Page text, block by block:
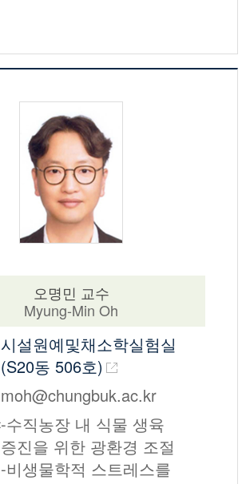
오명민 교수
Myung-Min Oh
시설원예및채소학실험실
(S20동 506호)
moh@chungbuk.ac.kr
-수직농장 내 식물 생육
증진을 위한 광환경 조절
-비생물학적 스트레스를